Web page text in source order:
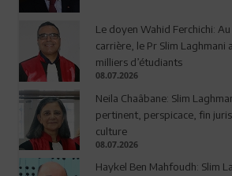
Le doyen Wahid Ferchichi:
carrière, le Pr Slim Laghmani
milliers d’étudiants
08.07.2026
Neila Chaâbane: Slim
pertinent, perspicace, fin
culture
08.07.2026
Haykel Ben Mahfoudh: Slim